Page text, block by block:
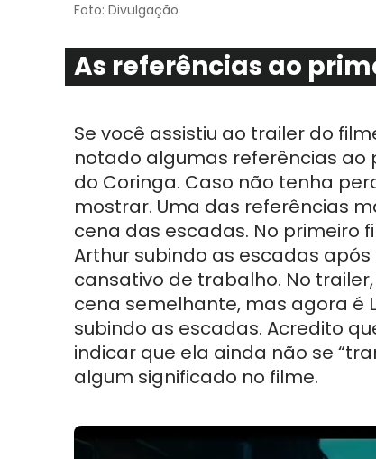
Foto: Divulgação
As referências ao
Se você assistiu ao trailer do
notado algumas referências ao
do Coringa. Caso não tenha
mostrar. Uma das referências
cena das escadas. No primeiro
Arthur subindo as escadas após
cansativo de trabalho. No
cena semelhante, mas agora é
subindo as escadas. Acredito
indicar que ela ainda não se
algum significado no filme.